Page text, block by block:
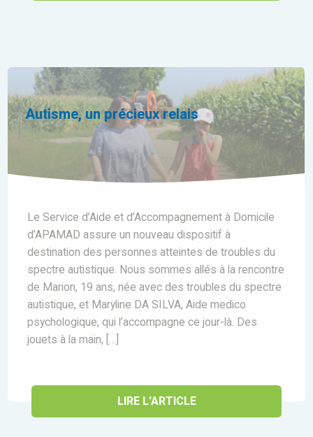
Autisme, un précieux relais
Le Service d’Aide et d’Accompagnement à Domicile
d’APAMAD assure un nouveau dispositif à
destination des personnes atteintes de troubles du
spectre autistique. Nous sommes allés à la rencontre
de Marion, 19 ans, née avec des troubles du spectre
autistique, et Maryline DA SILVA, Aide medico
psychologique, qui l’accompagne ce jour-là. Des
jouets à la main, […]
LIRE L'ARTICLE